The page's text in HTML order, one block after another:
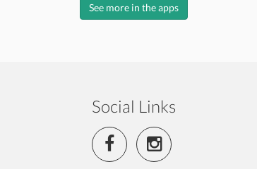
See more in the apps
Social Links